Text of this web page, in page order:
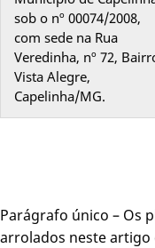
sob o nº 00074/2008,
com sede na Rua
Veredinha, nº 72,
Vista Alegre,
Capelinha/MG.
Parágrafo único – Os
arrolados neste artigo